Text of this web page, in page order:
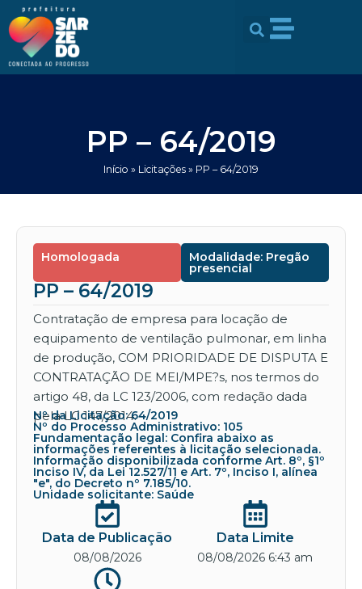
conteúdo
para
conteúdo
PP – 64/2019
Início » Licitações » PP – 64/2019
Homologada Modalidade: Pregão
presencial
PP – 64/2019
Contratação de empresa para locação de
equipamento de ventilação pulmonar, em linha
de produção, COM PRIORIDADE DE DISPUTA E
CONTRATAÇÃO DE MEI/MPE?s, nos termos do
artigo 48, da LC 123/2006, com redação dada
pela LC 147/2014.
Nº da Licitação: 64/2019
Nº do Processo Administrativo: 105
Fundamentação legal: Confira abaixo as
informações referentes à licitação selecionada.
Informação disponibilizada conforme Art. 8º, §1º
Inciso IV, da Lei 12.527/11 e Art. 7º, Inciso I, alínea
"e", do Decreto nº 7.185/10.
Unidade solicitante: Saúde
Data de Publicação
08/08/2026
Data Limite
08/08/2026 6:43 am